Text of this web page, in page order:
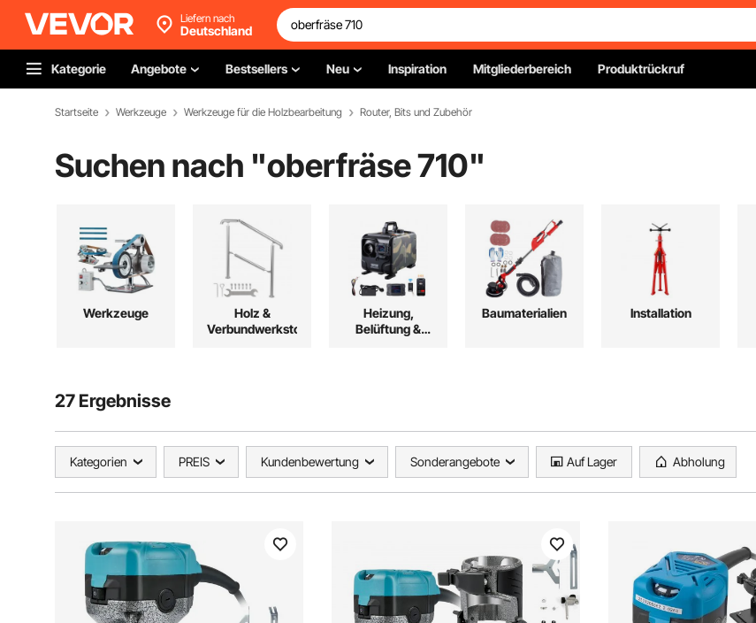
Liefern nach
Deutschland
Kategorie Angebote Bestsellers Neu Inspiration Mitgliederbereich Produktrückruf
Startseite Werkzeuge Werkzeuge für die Holzbearbeitung Router, Bits und Zubehör
Suchen nach "oberfräse 710"
Werkzeuge
Holz &
Verbundwerkstoffe
Heizung,
Belüftung &
Baumaterialien Installation
27 Ergebnisse
Kategorien PREIS Kundenbewertung Sonderangebote Auf Lager Abholung